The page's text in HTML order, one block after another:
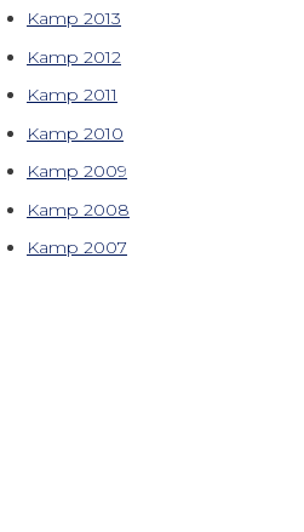
Kamp 2013
Kamp 2012
Kamp 2011
Kamp 2010
Kamp 2009
Kamp 2008
Kamp 2007